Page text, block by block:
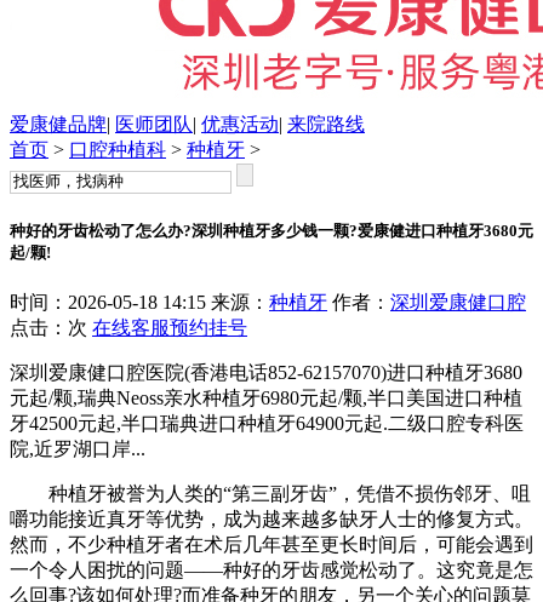
爱康健品牌| 医师团队| 优惠活动| 来院路线
首页 > 口腔种植科 > 种植牙 >
种好的牙齿松动了怎么办?深圳种植牙多少钱一颗?爱康健进口种植牙3680元
起/颗!
时间：2026-05-18 14:15 来源： 种植牙 作者： 深圳爱康健口腔
点击： 次 在线客服预约挂号
深圳爱康健口腔医院(香港电话852-62157070)进口种植牙3680
元起/颗,瑞典Neoss亲水种植牙6980元起/颗,半口美国进口种植
牙42500元起,半口瑞典进口种植牙64900元起.二级口腔专科医
院,近罗湖口岸...
种植牙被誉为人类的“第三副牙齿”，凭借不损伤邻牙、咀
嚼功能接近真牙等优势，成为越来越多缺牙人士的修复方式。
然而，不少种植牙者在术后几年甚至更长时间后，可能会遇到
一个令人困扰的问题——种好的牙齿感觉松动了。这究竟是怎
么回事?该如何处理?而准备种牙的朋友，另一个关心的问题莫